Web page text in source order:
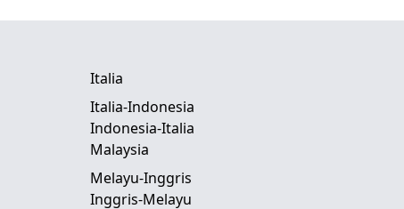
Italia
Italia-Indonesia
Indonesia-Italia
Malaysia
Melayu-Inggris
Inggris-Melayu